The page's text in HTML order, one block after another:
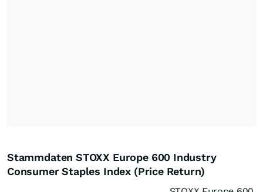
Stammdaten STOXX Europe 600 Industry
Consumer Staples Index (Price Return)